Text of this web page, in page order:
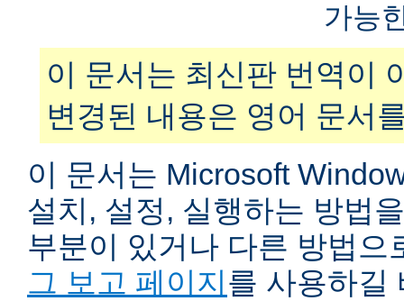
가능
이 문서는 최신판 번역이
변경된 내용은 영어 문서
이 문서는 Microsoft
설치, 설정, 실행하는 방법
부분이 있거나 다른 방법
그 보고 페이지를 사용하길